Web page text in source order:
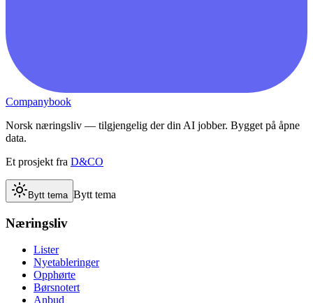
Companybook
Norsk næringsliv — tilgjengelig der din AI jobber. Bygget på åpne
data.
Et prosjekt fra D&CO
Bytt tema Bytt tema
Næringsliv
Lister
Nyetableringer
Opphørte
Børsnotert
Anbud